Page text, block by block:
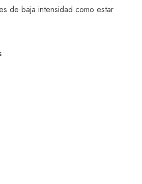
de baja intensidad como estar